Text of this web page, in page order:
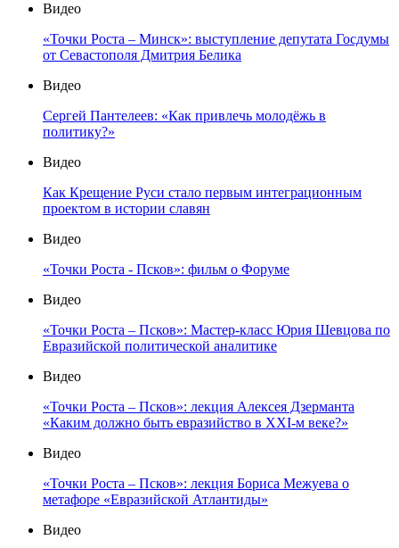
Видео
«Точки Роста – Минск»: выступление депутата Госдумы
от Севастополя Дмитрия Белика
Видео
Сергей Пантелеев: «Как привлечь молодёжь в
политику?»
Видео
Как Крещение Руси стало первым интеграционным
проектом в истории славян
Видео
«Точки Роста - Псков»: фильм о Форуме
Видео
«Точки Роста – Псков»: Мастер-класс Юрия Шевцова по
Евразийской политической аналитике
Видео
«Точки Роста – Псков»: лекция Алексея Дзерманта
«Каким должно быть евразийство в XXI-м веке?»
Видео
«Точки Роста – Псков»: лекция Бориса Межуева о
метафоре «Евразийской Атлантиды»
Видео